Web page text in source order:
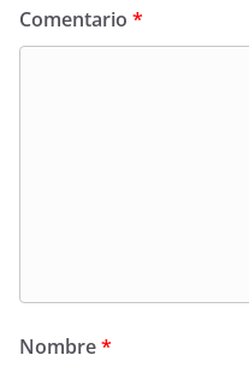
Comentario *
Nombre*